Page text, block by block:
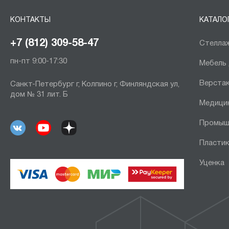
КОНТАКТЫ
+7 (812) 309-58-47
пн-пт 9:00-17:30
Санкт-Петербург г, Колпино г, Финляндская ул,
дом № 31 лит. Б
Мебель
Уценка